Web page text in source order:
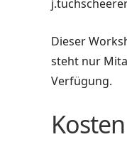
Dieser
steht nur
Verfügung.
Kosten